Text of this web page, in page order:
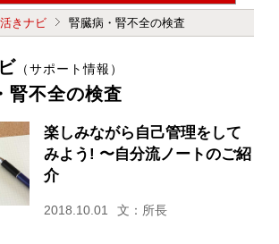
きナビ 腎臓病・腎不全の検査
（サポート情報）
腎不全の検査
楽しみながら自己管理をして
みよう! 〜自分流ノートのご紹
介
2018.10.01 文：所長